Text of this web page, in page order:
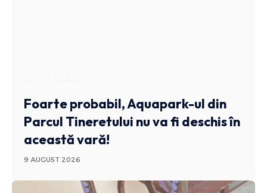
Foarte probabil, Aquapark-ul din
Parcul Tineretului nu va fi deschis în
această vară!
9 AUGUST 2026